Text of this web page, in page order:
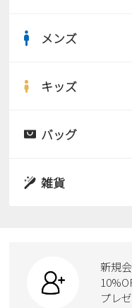
サンダル
スニーカー
カジュアルシュー
ワークシューズ
メンズ
サンダル
ローファー
キッズ
サンダル
スクール
バッグ
ボディバッグ
ハンドバッグ
雑貨
ケア用品
新規
プレ